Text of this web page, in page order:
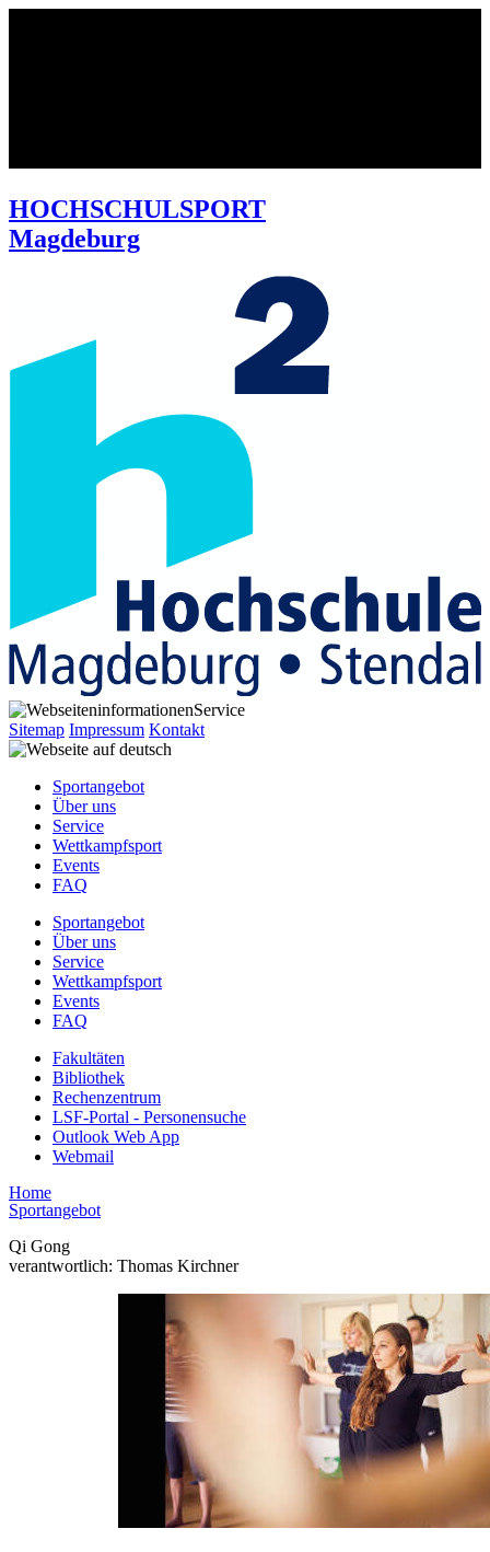
HOCHSCHULSPORT
Magdeburg
Service
Sitemap Impressum Kontakt
Sportangebot
Über uns
Service
Wettkampfsport
Events
FAQ
Sportangebot
Über uns
Service
Wettkampfsport
Events
FAQ
Fakultäten
Bibliothek
Rechenzentrum
LSF-Portal - Personensuche
Outlook Web App
Webmail
Home
Sportangebot
Qi Gong
verantwortlich: Thomas Kirchner